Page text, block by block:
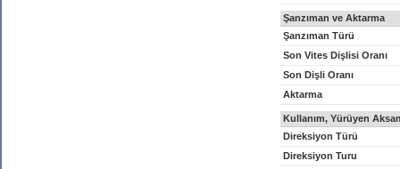
Şanzıman ve Aktarma
Şanzıman Türü
Son Vites Dişlisi Oranı
Son Dişli Oranı
Aktarma
Kullanım, Yürüyen
Direksiyon Türü
Direksiyon Turu